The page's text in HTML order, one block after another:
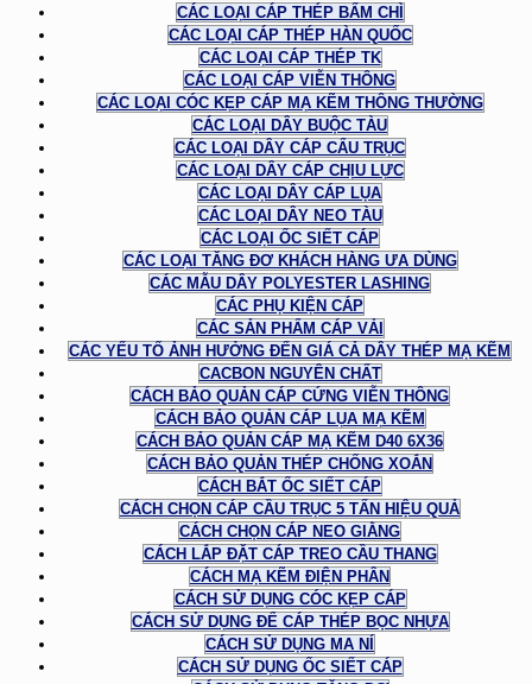
CÁC LOẠI CÁP THÉP BẤM CHÌ
CÁC LOẠI CÁP THÉP HÀN QUỐC
CÁC LOẠI CÁP THÉP TK
CÁC LOẠI CÁP VIỄN THÔNG
CÁC LOẠI CÓC KẸP CÁP MẠ KẼM THÔNG THƯỜNG
CÁC LOẠI DÂY BUỘC TÀU
CÁC LOẠI DÂY CÁP CẨU TRỤC
CÁC LOẠI DÂY CÁP CHỊU LỰC
CÁC LOẠI DÂY CÁP LỤA
CÁC LOẠI DÂY NEO TÀU
CÁC LOẠI ỐC SIẾT CÁP
CÁC LOẠI TĂNG ĐƠ KHÁCH HÀNG ƯA DÙNG
CÁC MẪU DÂY POLYESTER LASHING
CÁC PHỤ KIỆN CÁP
CÁC SẢN PHẨM CÁP VẢI
CÁC YẾU TỐ ẢNH HƯỞNG ĐẾN GIÁ CẢ DÂY THÉP MẠ KẼM
CACBON NGUYÊN CHẤT
CÁCH BẢO QUẢN CÁP CỨNG VIỄN THÔNG
CÁCH BẢO QUẢN CÁP LỤA MẠ KẼM
CÁCH BẢO QUẢN CÁP MẠ KẼM D40 6X36
CÁCH BẢO QUẢN THÉP CHỐNG XOẮN
CÁCH BẮT ỐC SIẾT CÁP
CÁCH CHỌN CÁP CẦU TRỤC 5 TẤN HIỆU QUẢ
CÁCH CHỌN CÁP NEO GIẰNG
CÁCH LẮP ĐẶT CÁP TREO CẦU THANG
CÁCH MẠ KẼM ĐIỆN PHÂN
CÁCH SỬ DỤNG CÓC KẸP CÁP
CÁCH SỬ DỤNG ĐỂ CÁP THÉP BỌC NHỰA
CÁCH SỬ DỤNG MA NÍ
CÁCH SỬ DỤNG ỐC SIẾT CÁP